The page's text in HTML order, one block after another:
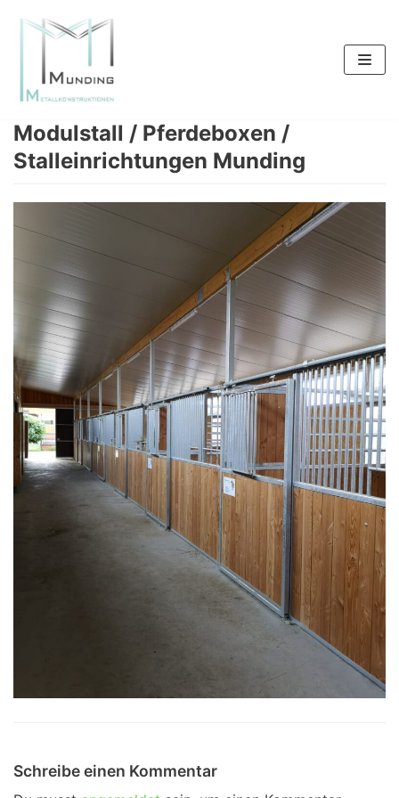
Zum
Inhalt
springen
Modulstall / Pferdeboxen /
Stalleinrichtungen Munding
Schreibe einen Kommentar